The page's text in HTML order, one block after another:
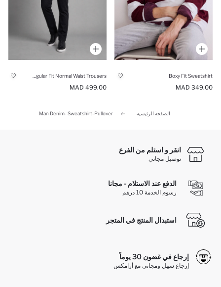
Boxy Fit Sweatshirt
349.00 MAD
499.00 MAD
الصفحة الرئيسية Man Denim- Sweatshirt-Pullover
انقر و استلم من الفرع
توصيل مجاني
الدفع عند الاستلام - مجانا
رسوم الخدمة 10 درهم
استبدال المنتج في المتجر
إرجاع في غضون 30 يوماً
إرجاع سهل ومجاني مع أرامكس